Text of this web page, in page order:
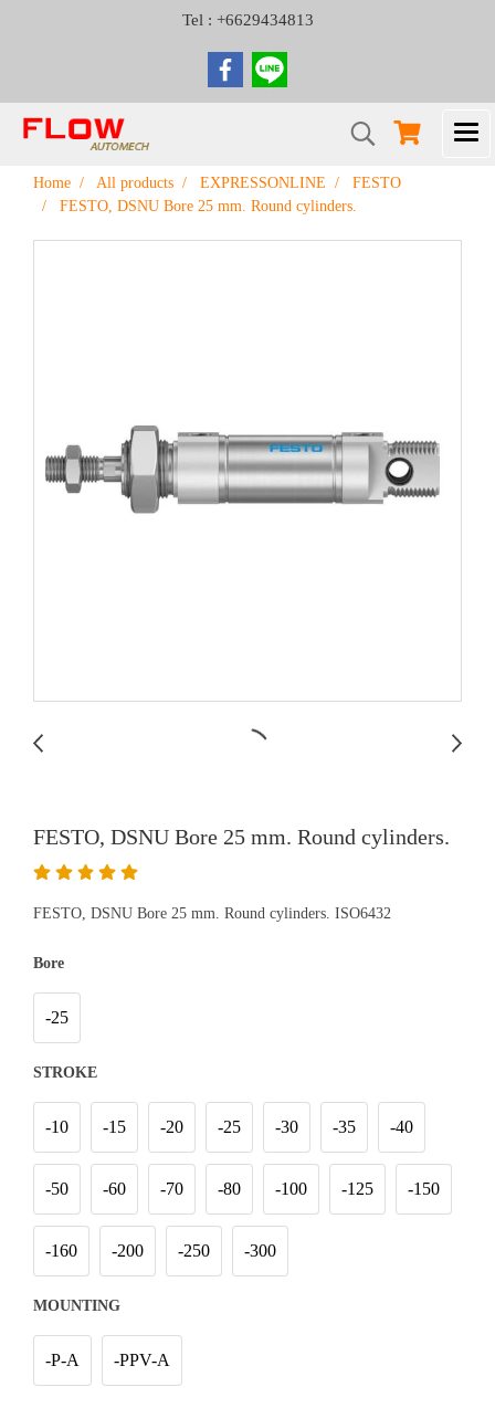
Tel : +6629434813
Home All products EXPRESSONLINE
FESTO
FESTO, DSNU Bore 25 mm. Round cylinders.
FESTO, DSNU Bore 25 mm. Round cylinders.
FESTO, DSNU Bore 25 mm. Round cylinders. ISO6432
Bore
-25
STROKE
-10 -15 -20 -25 -30 -35 -40
-50 -60 -70 -80 -100 -125 -150
-160 -200 -250 -300
MOUNTING
-P-A -PPV-A